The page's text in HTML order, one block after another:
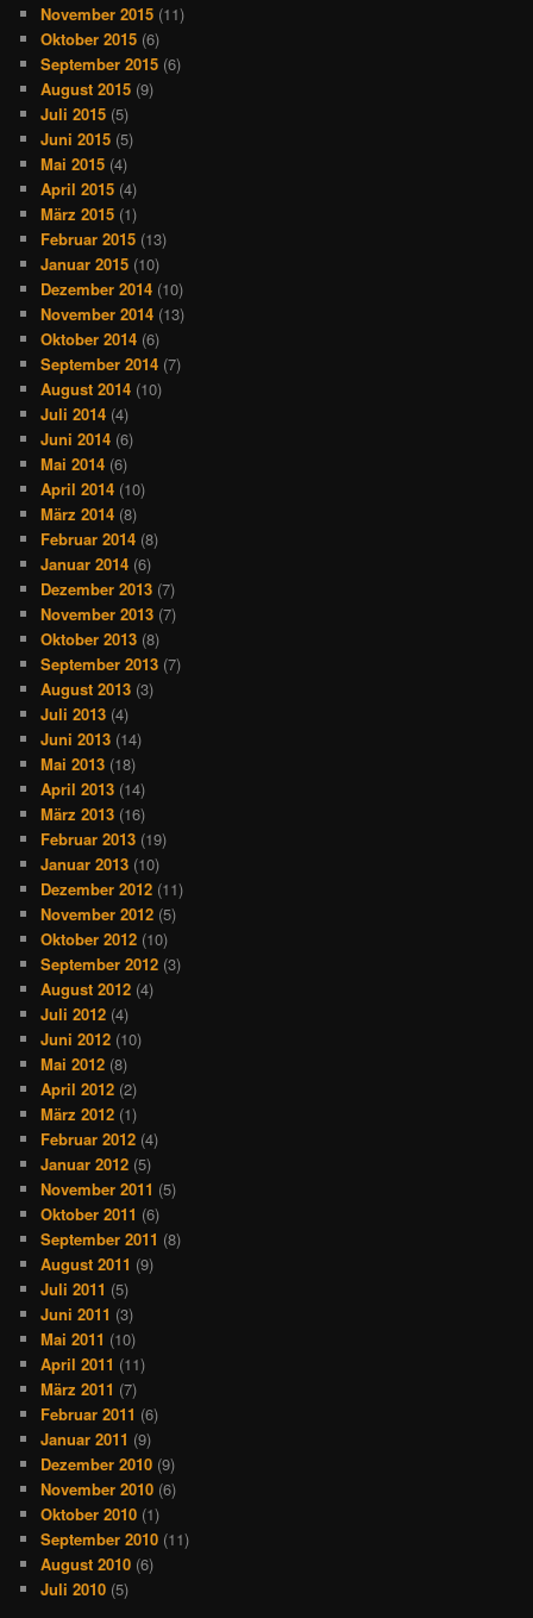
November 2015 (11)
Oktober 2015 (6)
September 2015 (6)
August 2015 (9)
Juli 2015 (5)
Juni 2015 (5)
Mai 2015 (4)
April 2015 (4)
März 2015 (1)
Februar 2015 (13)
Januar 2015 (10)
Dezember 2014 (10)
November 2014 (13)
Oktober 2014 (6)
September 2014 (7)
August 2014 (10)
Juli 2014 (4)
Juni 2014 (6)
Mai 2014 (6)
April 2014 (10)
März 2014 (8)
Februar 2014 (8)
Januar 2014 (6)
Dezember 2013 (7)
November 2013 (7)
Oktober 2013 (8)
September 2013 (7)
August 2013 (3)
Juli 2013 (4)
Juni 2013 (14)
Mai 2013 (18)
April 2013 (14)
März 2013 (16)
Februar 2013 (19)
Januar 2013 (10)
Dezember 2012 (11)
November 2012 (5)
Oktober 2012 (10)
September 2012 (3)
August 2012 (4)
Juli 2012 (4)
Juni 2012 (10)
Mai 2012 (8)
April 2012 (2)
März 2012 (1)
Februar 2012 (4)
Januar 2012 (5)
November 2011 (5)
Oktober 2011 (6)
September 2011 (8)
August 2011 (9)
Juli 2011 (5)
Juni 2011 (3)
Mai 2011 (10)
April 2011 (11)
März 2011 (7)
Februar 2011 (6)
Januar 2011 (9)
Dezember 2010 (9)
November 2010 (6)
Oktober 2010 (1)
September 2010 (11)
August 2010 (6)
Juli 2010 (5)